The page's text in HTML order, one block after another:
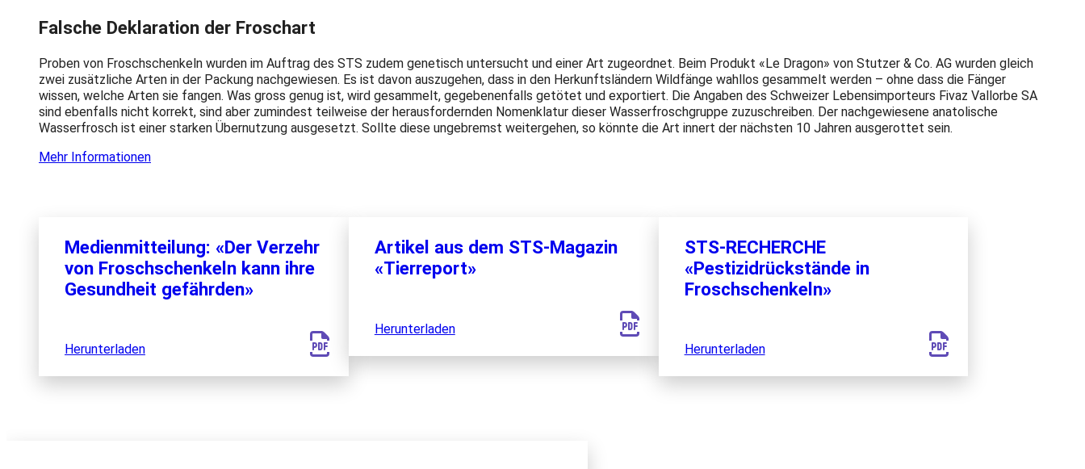
Falsche Deklaration der Froschart
Proben von Froschschenkeln wurden im Auftrag des STS zudem genetisch untersucht und einer Art zugeordnet. Beim Produkt «Le Dragon» von Stutzer & Co. AG wurden gleich
zwei zusätzliche Arten in der Packung nachgewiesen. Es ist davon auszugehen, dass in den Herkunftsländern Wildfänge wahllos gesammelt werden – ohne dass die Fänger
wissen, welche Arten sie fangen. Was gross genug ist, wird gesammelt, gegebenenfalls getötet und exportiert. Die Angaben des Schweizer Lebensimporteurs Fivaz Vallorbe SA
sind ebenfalls nicht korrekt, sind aber zumindest teilweise der herausfordernden Nomenklatur dieser Wasserfroschgruppe zuzuschreiben. Der nachgewiesene anatolische
Wasserfrosch ist einer starken Übernutzung ausgesetzt. Sollte diese ungebremst weitergehen, so könnte die Art innert der nächsten 10 Jahren ausgerottet sein.
Mehr Informationen
Medienmitteilung: «Der Verzehr
von Froschschenkeln kann ihre
Gesundheit gefährden»
Herunterladen
Artikel aus dem STS-Magazin
«Tierreport»
Herunterladen
STS-RECHERCHE
«Pestizidrückstände in
Froschschenkeln»
Herunterladen